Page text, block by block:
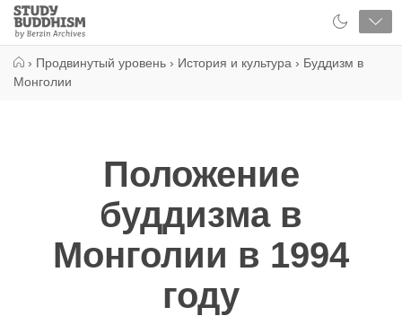
Close
Study
Buddhism
› Продвинутый уровень › История и культура › Буддизм в
Монголии
Положение
буддизма в
Монголии в 1994
году